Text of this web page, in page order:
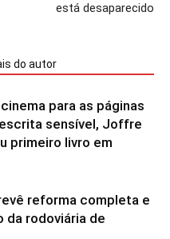
está desaparecido
do autor
para as páginas
sensível, Joffre
primeiro livro em
reforma completa e
da rodoviária de